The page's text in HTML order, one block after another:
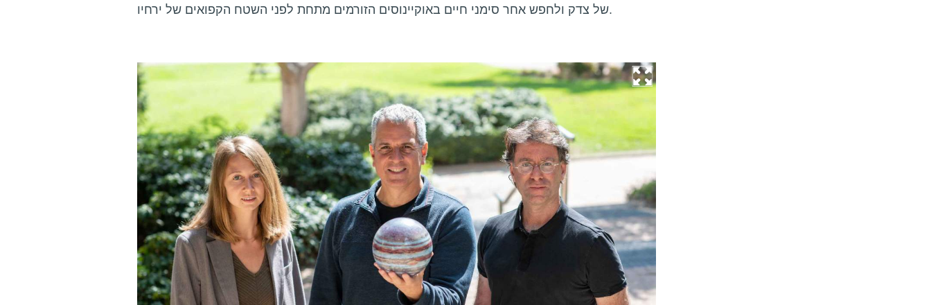
של צדק ולחפש אחר סימני חיים באוקיינוסים הזורמים מתחת לפני השטח הקפואים של ירחיו.